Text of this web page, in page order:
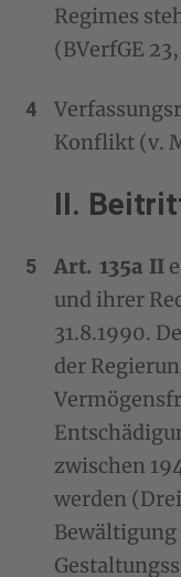
Regimes
(BVerfGE
Konflikt (v.
II.
Art. 135a II
und ihrer
31.8.1990.
der
zwischen
werden